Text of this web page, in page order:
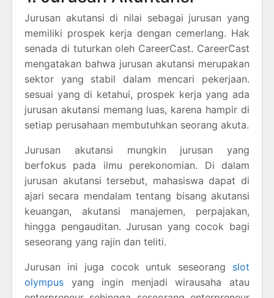
Jurusan akutansi di nilai sebagai jurusan yang
memiliki prospek kerja dengan cemerlang. Hak
senada di tuturkan oleh CareerCast. CareerCast
mengatakan bahwa jurusan akutansi merupakan
sektor yang stabil dalam mencari pekerjaan.
sesuai yang di ketahui, prospek kerja yang ada
jurusan akutansi memang luas, karena hampir di
setiap perusahaan membutuhkan seorang akuta.
Jurusan akutansi mungkin jurusan yang
berfokus pada ilmu perekonomian. Di dalam
jurusan akutansi tersebut, mahasiswa dapat di
ajari secara mendalam tentang bisang akutansi
keuangan, akutansi manajemen, perpajakan,
hingga pengauditan. Jurusan yang cocok bagi
seseorang yang rajin dan teliti.
Jurusan ini juga cocok untuk seseorang slot
olympus yang ingin menjadi wirausaha atau